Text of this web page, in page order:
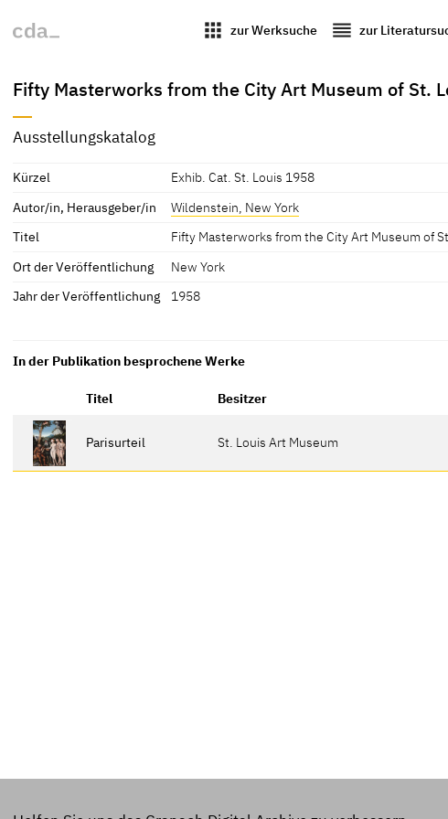
apps zur Werksuche reorder zur
Fifty Masterworks from the City Art Museum of St.
Ausstellungskatalog
Kürzel
Exhib. Cat. St. Louis 1958
Autor/in, Herausgeber/in
Wildenstein, New York
Titel
Fifty Masterworks from the City Art Museum of
Ort der Veröffentlichung
New York
Jahr der Veröffentlichung
1958
In der Publikation besprochene Werke
Titel Besitzer
Parisurteil St. Louis Art Museum